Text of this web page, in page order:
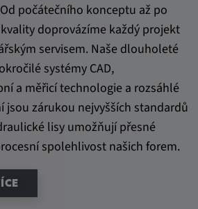
počátečního konceptu až po
doprovázíme každý projekt
servisem. Naše dlouholeté
systémy CAD,
a měřicí technologie a rozsáhlé
jsou zárukou nejvyšších standardů
lisy umožňují přesné
spolehlivost našich forem.